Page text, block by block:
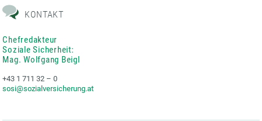
KONTAKT
Chefredakteur
Soziale Sicherheit:
Mag. Wolfgang Beigl
+43 1 711 32 – 0
sosi@sozialversicherung.at